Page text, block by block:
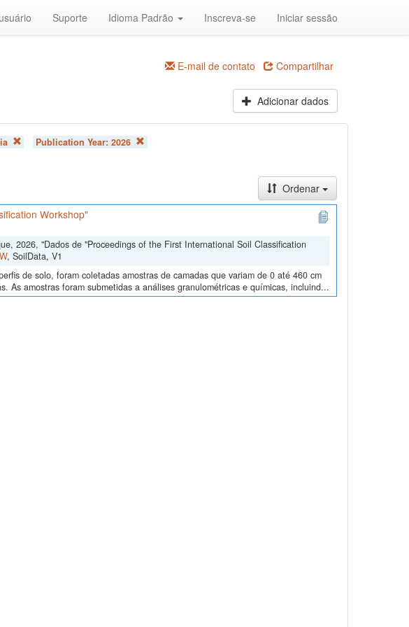
Suporte Idioma Padrão Inscreva-se Iniciar sessão
E-mail de contato Compartilhar
Adicionar dados
Publication Year: 2026
Ordenar
Workshop"
2026, "Dados de "Proceedings of the First International Soil Classification
, SoilData, V1
de solo, foram coletadas amostras de camadas que variam de 0 até 460 cm
As amostras foram submetidas a análises granulométricas e químicas, incluind...